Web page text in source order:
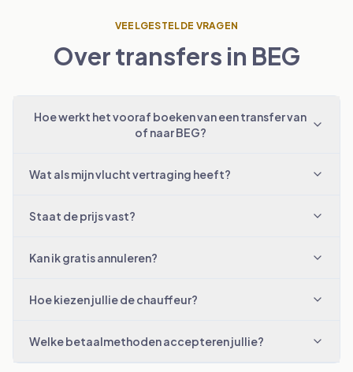
VEELGESTELDE VRAGEN
Over transfers in BEG
Hoe werkt het vooraf boeken van een transfer van
of naar BEG?
Wat als mijn vlucht vertraging heeft?
Staat de prijs vast?
Kan ik gratis annuleren?
Hoe kiezen jullie de chauffeur?
Welke betaalmethoden accepteren jullie?